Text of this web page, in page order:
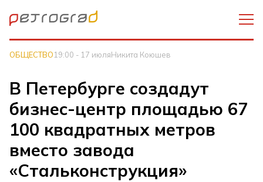
ОБЩЕСТВО19:00 - 17 июляНикита Коюшев
В Петербурге создадут
бизнес-центр площадью 67
100 квадратных метров
вместо завода
«Стальконструкция»